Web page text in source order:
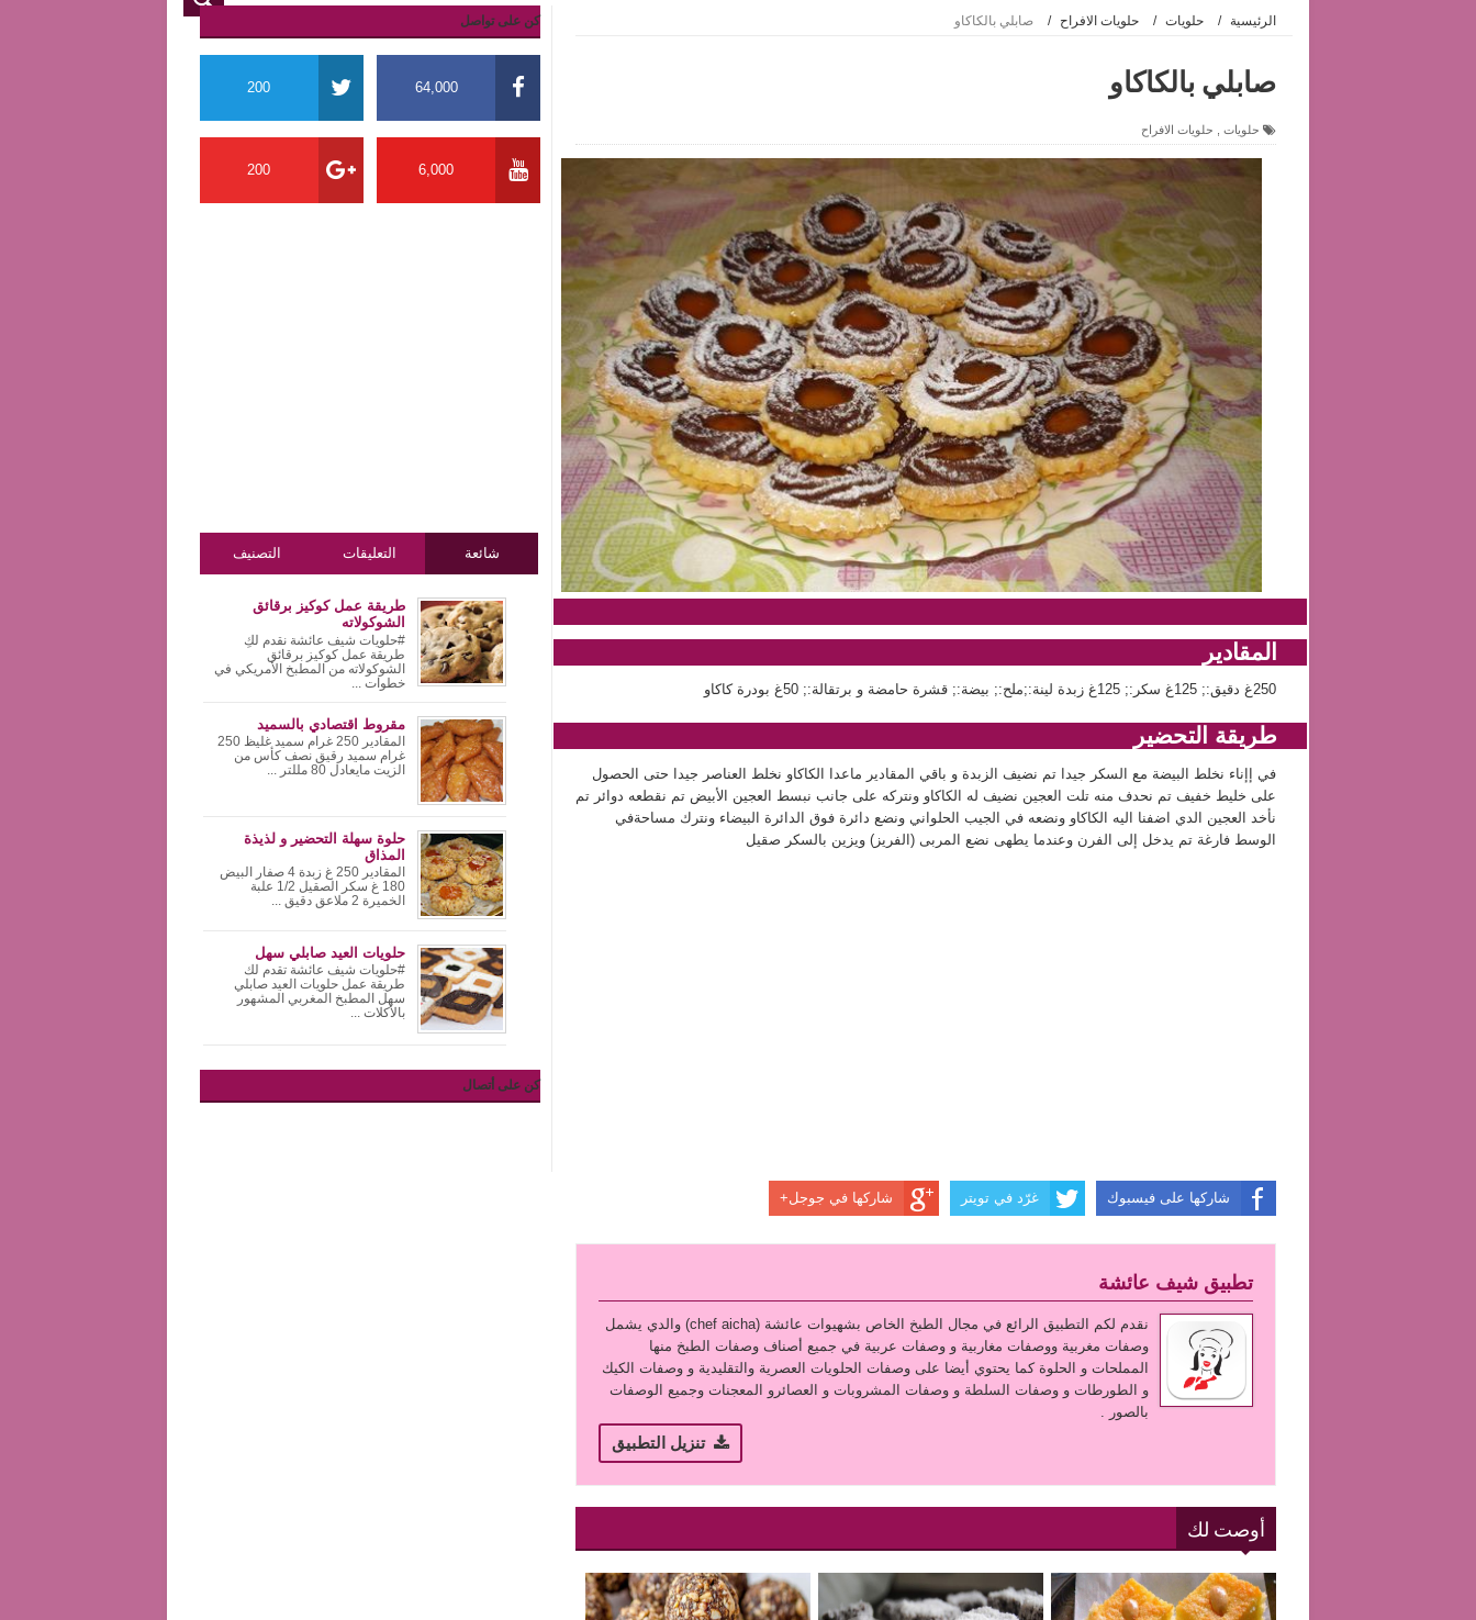
الرئيسية / حلويات / حلويات الافراح / صابلي بالكاكاو‏
صابلي بالكاكاو‏
حلويات حلويات الافراح
المقادير
250غ دقيق:; 125غ سكر:; 125غ زبدة لينة:;ملح:; بيضة:; قشرة حامضة و برتقالة:; 50غ بودرة كاكاو
طريقة التحضير
في إإناء نخلط البيضة مع السكر جيدا تم نضيف الزبدة و باقي المقادير ماعدا الكاكاو نخلط العناصر جيدا حتى الحصول
على خليط خفيف تم نحدف منه تلت العجين نضيف له الكاكاو ونتركه على جانب نبسط العجين الأبيض تم نقطعه دوائر تم
نأخد العجين الدي اضفنا اليه الكاكاو ونضعه في الجيب الحلواني ونضع دائرة فوق الدائرة البيضاء ونترك مساحةفي
الوسط فارغة تم يدخل إلى الفرن وعندما يطهى نضع المربى (الفريز) ويزين بالسكر صقيل
شاركها على فيسبوك غرّد في تويتر شاركها في جوجل+
تطبيق شيف عائشة
نقدم لكم التطبيق الرائع في مجال الطبخ الخاص بشهيوات عائشة (chef aicha) والدي يشمل
وصفات مغربية ووصفات مغاربية و وصفات عربية في جميع أصناف وصفات الطبخ منها
المملحات و الحلوة كما يحتوي أيضا على وصفات الحلويات العصرية والتقليدية و وصفات الكيك
و الطورطات و وصفات السلطة و وصفات المشروبات و العصائرو المعجنات وجميع الوصفات
بالصور .
تنزيل التطبيق
أوصت لك
كن على تواصل
64,000
200
6,000
200
شائعة التعليقات التصنيف
طريقة عمل كوكيز برقائق
الشوكولاته
#حلويات شيف عائشة نقدم لكِ
طريقة عمل كوكيز برقائق
الشوكولاته من المطبخ الأمريكي في
خطوات ...
مقروط اقتصادي بالسميد
المقادير 250 غرام سميد غليظ 250
غرام سميد رقيق نصف كأس من
الزيت مايعادل 80 مللتر ...
حلوة سهلة التحضير و لذيذة
المذاق
المقادير 250 غ زبدة 4 صفار البيض
180 غ سكر الصقيل 1/2 علبة
الخميرة 2 ملاعق دقيق ...
حلويات العيد صابلي سهل
#حلويات شيف عائشة تقدم لك
طريقة عمل حلويات العيد صابلي
سهل المطبخ المغربي المشهور
بالأكلات ...
كن على أتصال